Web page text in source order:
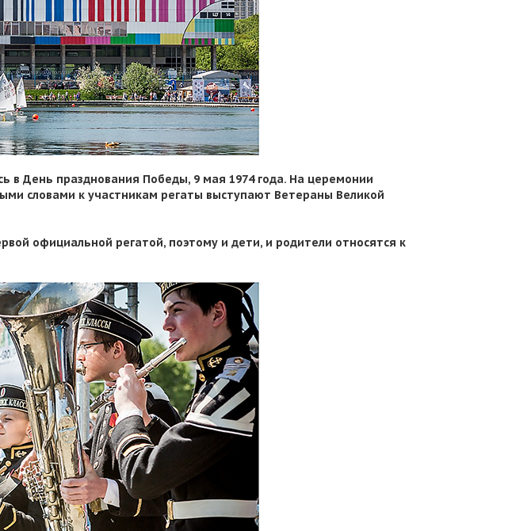
в День празднования Победы, 9 мая 1974 года. На церемонии
словами к участникам регаты выступают Ветераны Великой
официальной регатой, поэтому и дети, и родители относятся к